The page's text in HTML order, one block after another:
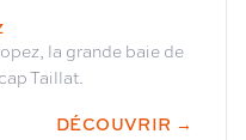
la grande baie de
Taillat.
DÉCOUVRIR →